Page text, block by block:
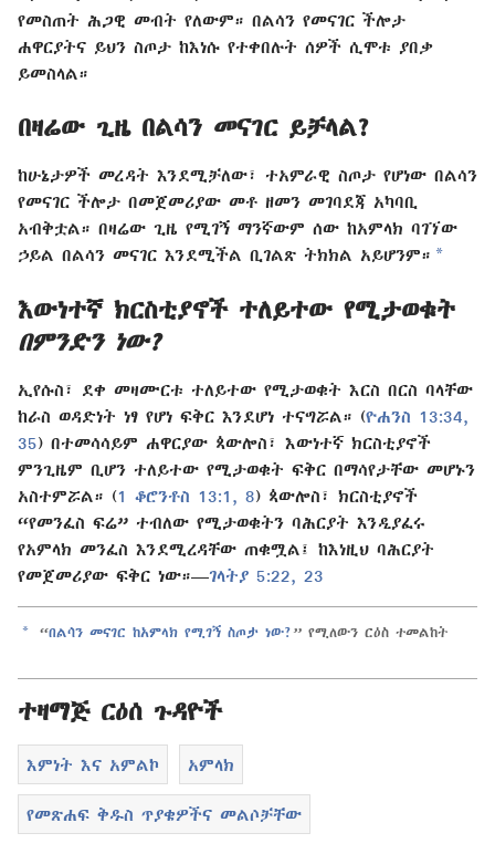
የመስጠት ሕጋዊ መብት የለውም። በልሳን የመናገር ችሎታ
ሐዋርያትና ይህን ስጦታ ከእነሱ የተቀበሉት ሰዎች ሲሞቱ ያበቃ
ይመስላል።
በዛሬው ጊዜ በልሳን መናገር ይቻላል?
ከሁኔታዎች መረዳት እንደሚቻለው፣ ተአምራዊ ስጦታ የሆነው በልሳን
የመናገር ችሎታ በመጀመሪያው መቶ ዘመን መገባደጃ አካባቢ
አብቅቷል። በዛሬው ጊዜ የሚገኝ ማንኛውም ሰው ከአምላክ ባገኘው
ኃይል በልሳን መናገር እንደሚችል ቢገልጽ ትክክል አይሆንም። a
እውነተኛ ክርስቲያኖች ተለይተው የሚታወቁት
በምንድን ነው?
ኢየሱስ፣ ደቀ መዛሙርቱ ተለይተው የሚታወቁት እርስ በርስ ባላቸው
ከራስ ወዳድነት ነፃ የሆነ ፍቅር እንደሆነ ተናግሯል። (ዮሐንስ 13:34,
35) በተመሳሳይም ሐዋርያው ጳውሎስ፣ እውነተኛ ክርስቲያኖች
ምንጊዜም ቢሆን ተለይተው የሚታወቁት ፍቅር በማሳየታቸው መሆኑን
አስተምሯል። (1 ቆሮንቶስ 13:1, 8) ጳውሎስ፣ ክርስቲያኖች
“የመንፈስ ፍሬ” ተብለው የሚታወቁትን ባሕርያት እንዲያፈሩ
የአምላክ መንፈስ እንደሚረዳቸው ጠቁሟል፤ ከእነዚህ ባሕርያት
የመጀመሪያው ፍቅር ነው።—ገላትያ 5:22, 23
a “በልሳን መናገር ከአምላክ የሚገኝ ስጦታ ነው?” የሚለውን ርዕስ ተመልከት
ተዛማጅ ርዕሰ ጉዳዮች
እምነት እና አምልኮ አምላክ
የመጽሐፍ ቅዱስ ጥያቄዎችና መልሶቻቸው